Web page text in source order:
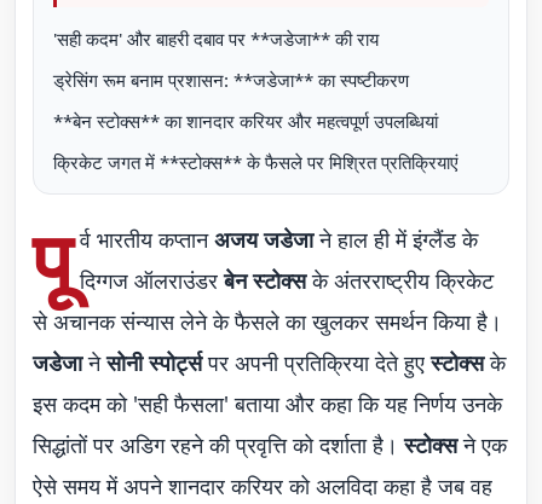
'सही कदम' और बाहरी दबाव पर **जडेजा** की राय
ड्रेसिंग रूम बनाम प्रशासन: **जडेजा** का स्पष्टीकरण
**बेन स्टोक्स** का शानदार करियर और महत्वपूर्ण उपलब्धियां
क्रिकेट जगत में **स्टोक्स** के फैसले पर मिश्रित प्रतिक्रियाएं
पू र्व भारतीय कप्तानअजय जडेजाने हाल ही में इंग्लैंड के
दिग्गज ऑलराउंडरबेन स्टोक्सके अंतरराष्ट्रीय क्रिकेट
से अचानक संन्यास लेने के फैसले का खुलकर समर्थन किया है।
जडेजानेसोनी स्पोर्ट्सपर अपनी प्रतिक्रिया देते हुएस्टोक्सके
इस कदम को 'सही फैसला' बताया और कहा कि यह निर्णय उनके
सिद्धांतों पर अडिग रहने की प्रवृत्ति को दर्शाता है।स्टोक्सने एक
ऐसे समय में अपने शानदार करियर को अलविदा कहा है जब वह